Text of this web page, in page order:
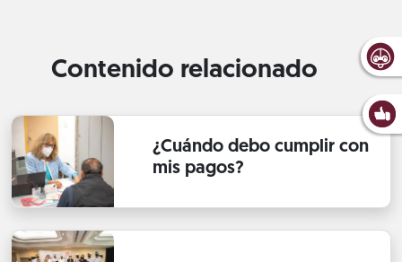
Contenido relacionado
¿Cuándo debo cumplir con
mis pagos?